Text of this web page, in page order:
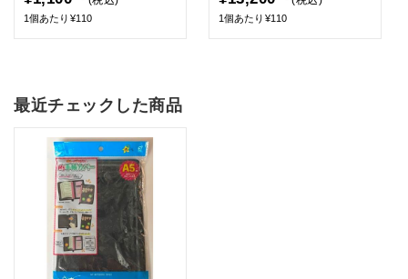
1個あたり¥110 1個あたり¥110
最近チェックした商品